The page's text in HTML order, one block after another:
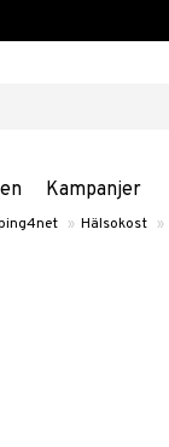
Kampanjer
» Hälsokost »